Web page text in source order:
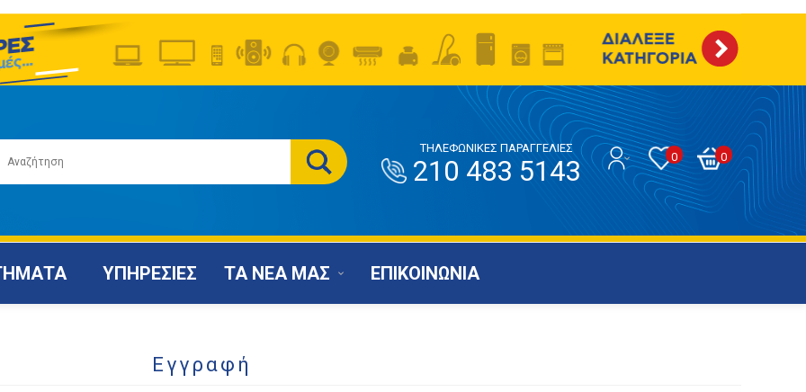
0
0
ΤΗΛΕΦΩΝΙΚΕΣ ΠΑΡΑΓΓΕΛΙΕΣ
210 483 5143
ΥΠΗΡΕΣΙΕΣ ΤΑ ΝΕΑ ΜΑΣ ΕΠΙΚΟΙΝΩΝΙΑ
Εγγραφή